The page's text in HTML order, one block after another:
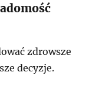
zdrowsze
decyzje.